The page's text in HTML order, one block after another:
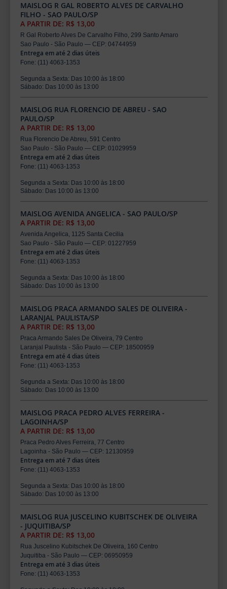
MAISLOG R GAL ROBERTO ALVES DE CARVALHO
FILHO - SAO PAULO/SP
A PARTIR DE: R$ 13,00
R Gal Roberto Alves De Carvalho Filho, 299 Santo Amaro
Sao Paulo - São Paulo — CEP: 04744959
Entrega em até 2 dias úteis
Fone: (11) 4063-1353
Segunda a Sexta: Das 10:00 às 18:00
Sábado: Das 10:00 às 13:00
MAISLOG RUA FLORENCIO DE ABREU - SAO
PAULO/SP
A PARTIR DE: R$ 13,00
Rua Florencio De Abreu, 591 Centro
Sao Paulo - São Paulo — CEP: 01029959
Entrega em até 2 dias úteis
Fone: (11) 4063-1353
Segunda a Sexta: Das 10:00 às 18:00
Sábado: Das 10:00 às 13:00
MAISLOG AVENIDA ANGELICA - SAO PAULO/SP
A PARTIR DE: R$ 13,00
Avenida Angelica, 1125 Santa Cecilia
Sao Paulo - São Paulo — CEP: 01227959
Entrega em até 2 dias úteis
Fone: (11) 4063-1353
Segunda a Sexta: Das 10:00 às 18:00
Sábado: Das 10:00 às 13:00
MAISLOG PRACA ARMANDO SALES DE OLIVEIRA -
LARANJAL PAULISTA/SP
A PARTIR DE: R$ 13,00
Praca Armando Sales De Oliveira, 79 Centro
Laranjal Paulista - São Paulo — CEP: 18500959
Entrega em até 4 dias úteis
Fone: (11) 4063-1353
Segunda a Sexta: Das 10:00 às 18:00
Sábado: Das 10:00 às 13:00
MAISLOG PRACA PEDRO ALVES FERREIRA -
LAGOINHA/SP
A PARTIR DE: R$ 13,00
Praca Pedro Alves Ferreira, 77 Centro
Lagoinha - São Paulo — CEP: 12130959
Entrega em até 7 dias úteis
Fone: (11) 4063-1353
Segunda a Sexta: Das 10:00 às 18:00
Sábado: Das 10:00 às 13:00
MAISLOG RUA JUSCELINO KUBITSCHEK DE OLIVEIRA
- JUQUITIBA/SP
A PARTIR DE: R$ 13,00
Rua Juscelino Kubitschek De Oliveira, 160 Centro
Juquitiba - São Paulo — CEP: 06950959
Entrega em até 3 dias úteis
Fone: (11) 4063-1353